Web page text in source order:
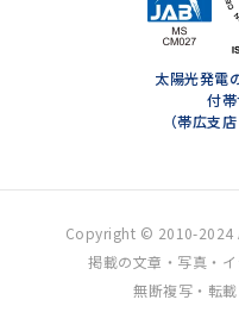
太陽光発電
付
（帯広支
Copyright © 2010-2024
掲載の文章・写真・
無断複写・転載